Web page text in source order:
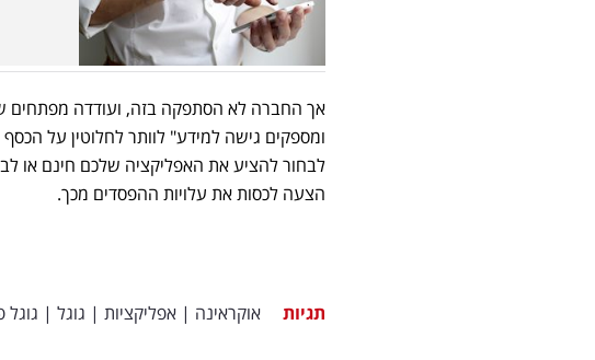
אך החברה לא הסתפקה בזה, ועודדה מפתחים
ומספקים גישה למידע" לוותר לחלוטין על
לבחור להציע את האפליקציה שלכם חינם או
הצעה לכסות את עלויות ההפסדים מכך.
תגיות אוקראינה | אפליקציות | גוגל | גוגל